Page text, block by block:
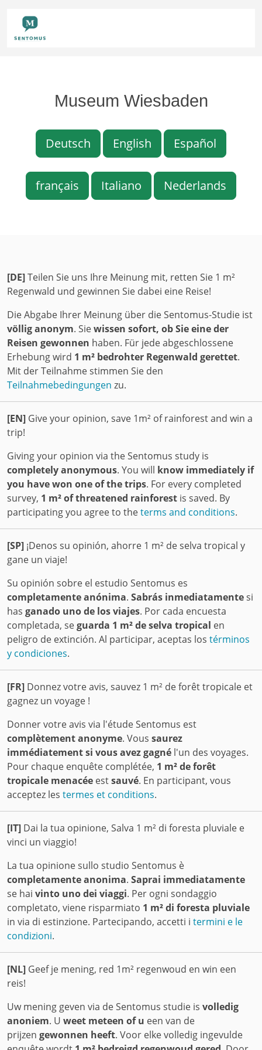
Museum Wiesbaden
Deutsch English Español
français Italiano Nederlands
[DE]Teilen Sie uns Ihre Meinung mit, retten Sie 1 m²
Regenwald und gewinnen Sie dabei eine Reise!
Die Abgabe Ihrer Meinung über die Sentomus-Studie ist
völlig anonym. Siewissen sofort, ob Sie eine der
Reisen gewonnen haben. Für jede abgeschlossene
Erhebung wird 1 m² bedrohter Regenwald gerettet.
Mit der Teilnahme stimmen Sie den
Teilnahmebedingungen zu.
[EN] Give your opinion, save 1m² of rainforest and win a
trip!
Giving your opinion via the Sentomus study is
completely anonymous. You will know immediately if
you have won one of the trips. For every completed
survey, 1 m² of threatened rainforest is saved. By
participating you agree to theterms and conditions.
[SP] ¡Denos su opinión, ahorre 1 m² de selva tropical y
gane un viaje!
Su opinión sobre el estudio Sentomus es
completamente anónima. Sabrás inmediatamentesi
has ganado uno de los viajes. Por cada encuesta
completada, seguarda 1 m² de selva tropical en
peligro de extinción. Al participar, aceptas los términos
y condiciones.
[FR] Donnez votre avis, sauvez 1 m² de forêt tropicale et
gagnez un voyage !
Donner votre avis via l'étude Sentomus est
complètement anonyme. Vous saurez
immédiatement si vous avez gagné l'un des voyages.
Pour chaque enquête complétée, 1 m² de forêt
tropicale menacée estsauvé. En participant, vous
acceptez les termes et conditions.
[IT] Dai la tua opinione, Salva 1 m² di foresta pluviale e
vinci un viaggio!
La tua opinione sullo studio Sentomus è
completamente anonima. Saprai immediatamente
se hai vinto uno dei viaggi. Per ogni sondaggio
completato, viene risparmiato 1 m² di foresta pluviale
in via di estinzione. Partecipando, accetti i termini e le
condizioni.
[NL] Geef je mening, red 1m² regenwoud en win een
reis!
Uw mening geven via de Sentomus studie is volledig
anoniem. U weet meteen of u een van de
prijzen gewonnen heeft. Voor elke volledig ingevulde